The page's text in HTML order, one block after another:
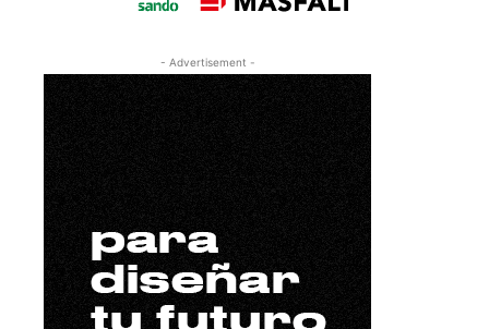
- Advertisement -